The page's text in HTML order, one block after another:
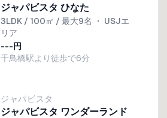
ジャパビスタ ひなた
3LDK / 100㎡ / 最大9名 ・ USJエ
リア
---円
千鳥橋駅より徒歩で6分
ジャパビスタ
ジャパビスタ ワンダーランド